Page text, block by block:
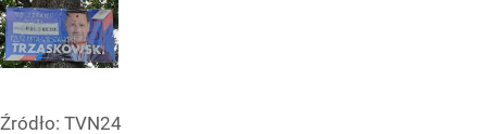
Źródło: TVN24